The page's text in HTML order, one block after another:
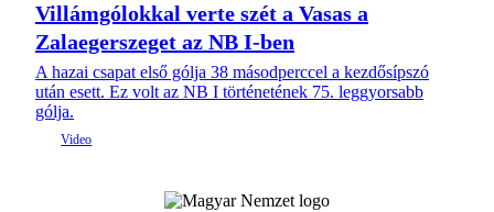
Villámgólokkal verte szét a Vasas a
Zalaegerszeget az NB I-ben
A hazai csapat első gólja 38 másodperccel a kezdősípszó
után esett. Ez volt az NB I történetének 75. leggyorsabb
gólja.